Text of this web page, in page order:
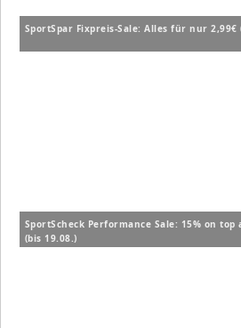
SportSpar Fixpreis-Sale: Alles für nur 2,99€
SportScheck Performance Sale: 15% on
(bis 19.08.)